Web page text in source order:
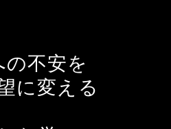
の不安を
に変える